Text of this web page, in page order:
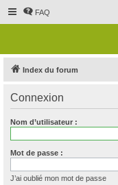
FAQ
Index du forum
Connexion
Nom d’utilisateur :
Mot de passe :
J’ai oublié mon mot de passe